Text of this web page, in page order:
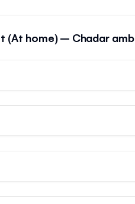
(At home) – Chadar